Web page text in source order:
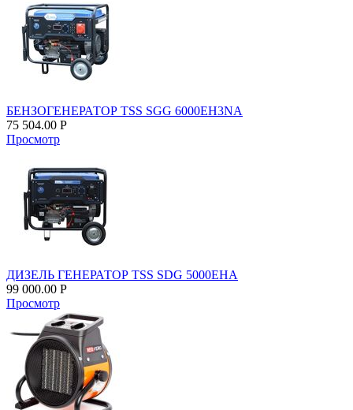
БЕНЗОГЕНЕРАТОР TSS SGG 6000EH3NA
75 504.00 Р
Просмотр
ДИЗЕЛЬ ГЕНЕРАТОР TSS SDG 5000EHA
99 000.00 Р
Просмотр